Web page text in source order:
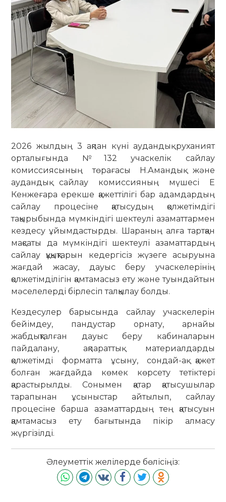
2026 жылдың 3 ақпан күні аудандық руханият
орталығында №132 учаскелік сайлау
комиссиясының төрағасы Н.Амандық және
аудандық сайлау комиссияның мүшесі Е
Кенжеғара ерекше қажеттілігі бар адамдардың
сайлау процесіне қатысудың қолжетімдігі
тақырыбында мүмкіндігі шектеулі азаматтармен
кездесу ұйымдастырды. Шараның алға тартқан
мақсаты да мүмкіндігі шектеулі азаматтардың
сайлау құқықтарын кедергісіз жүзеге асыруына
жағдай жасау, дауыс беру учаскелерінің
қолжетімділігін қамтамасыз ету және туындайтын
мәселелерді бірлесіп талқылау болды.
Кездесулер барысында сайлау учаскелерін
бейімдеу, пандустар орнату, арнайы
жабдықталған дауыс беру кабиналарын
пайдалану, ақпараттық материалдарды
қолжетімді форматта ұсыну, сондай-ақ қажет
болған жағдайда көмек көрсету тетіктері
қарастырылды. Сонымен қатар қатысушылар
тарапынан ұсыныстар айтылып, сайлау
процесіне барша азаматтардың тең қатысуын
қамтамасыз ету бағытында пікір алмасу
жүргізілді.
Әлеуметтік желілерде бөлісіңіз: